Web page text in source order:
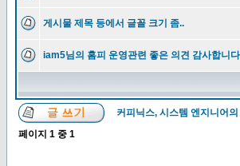
게시물 제목 등에서 글꼴 크기 좀..
iam5님의 홈피 운영관련 좋은 의견 감사합니
커피닉스, 시스템 엔지니어
페이지 1 중 1